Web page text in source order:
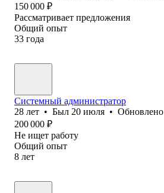
150 000 ₽
Рассматривает предложения
Общий опыт
33 года
Системный администратор
28 лет • Был 20 июля • Обновлено
200 000 ₽
Не ищет работу
Общий опыт
8 лет